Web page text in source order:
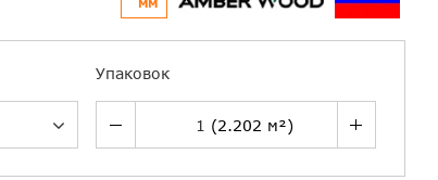
ММ
Упаковок